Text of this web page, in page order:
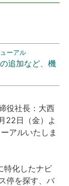
ーアル
追加など、機
役社長：大西
22日（金）よ
アルいたしま
特化したナビ
停を探す、バ